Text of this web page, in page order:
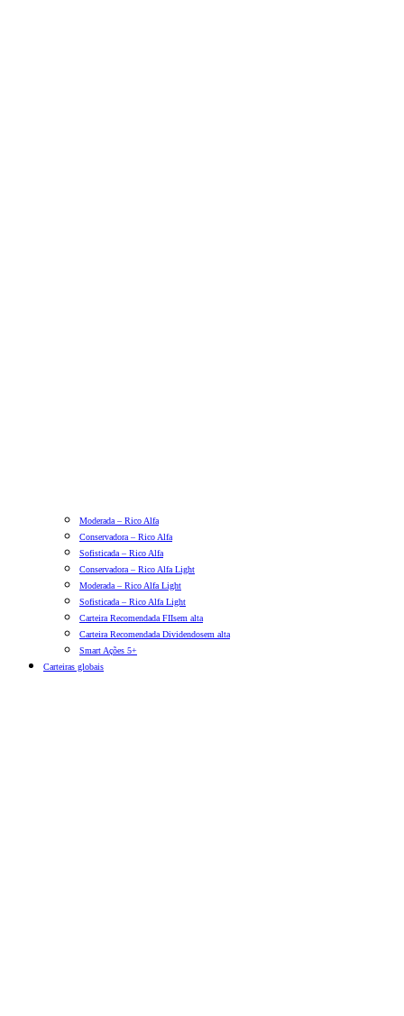
Moderada – Rico Alfa
Conservadora – Rico Alfa
Sofisticada – Rico Alfa
Conservadora – Rico Alfa Light
Moderada – Rico Alfa Light
Sofisticada – Rico Alfa Light
Carteira Recomendada FIIsem alta
Carteira Recomendada Dividendosem alta
Smart Ações 5+
Carteiras globais